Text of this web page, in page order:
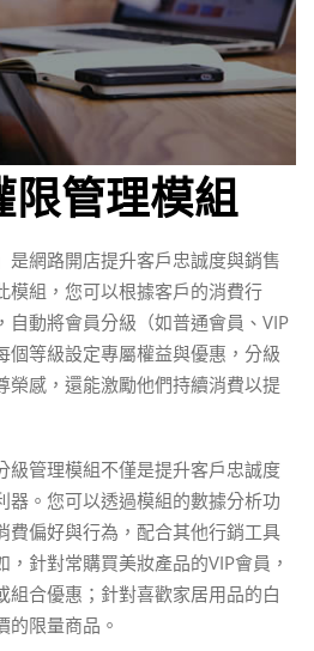
限管理模組
是網路開店提升客戶忠誠度與銷售
模組，您可以根據客戶的消費行
自動將會員分級（如普通會員、VIP
個等級設定專屬權益與優惠，分級
榮感，還能激勵他們持續消費以提
級管理模組不僅是提升客戶忠誠度
器。您可以透過模組的數據分析功
費偏好與行為，配合其他行銷工具
針對常購買美妝產品的VIP會員，
組合優惠；針對喜歡家居用品的白
的限量商品。